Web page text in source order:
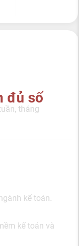
đủ số
tháng
kế toán.
kế toán và